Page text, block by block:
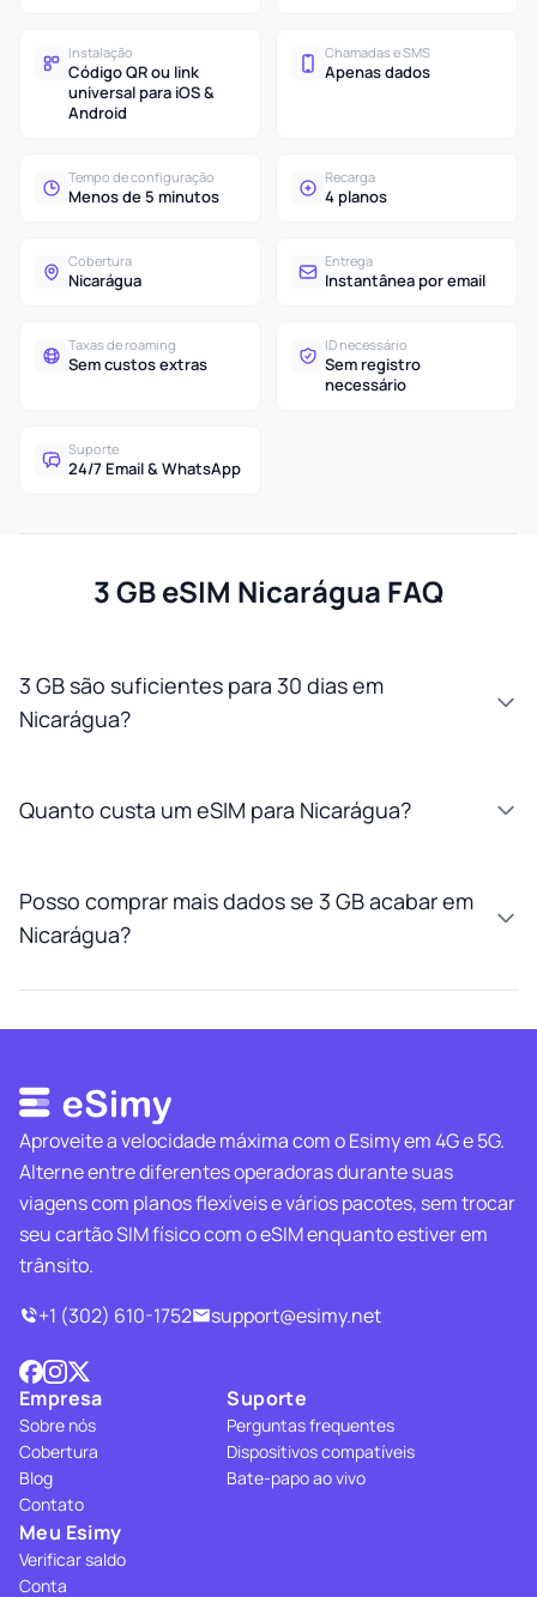
Instalação
Código QR ou link
universal para iOS &
Android
Chamadas e SMS
Apenas dados
Tempo de configuração
Menos de 5 minutos
Recarga
4 planos
Cobertura
Nicarágua
Entrega
Instantânea por email
Taxas de roaming
Sem custos extras
ID necessário
Sem registro
necessário
Suporte
24/7 Email & WhatsApp
3 GB eSIM Nicarágua FAQ
3 GB são suficientes para 30 dias em
Nicarágua?
Quanto custa um eSIM para Nicarágua?
Posso comprar mais dados se 3 GB acabar em
Nicarágua?
Aproveite a velocidade máxima com o Esimy em 4G e 5G.
Alterne entre diferentes operadoras durante suas
viagens com planos flexíveis e vários pacotes, sem trocar
seu cartão SIM físico com o eSIM enquanto estiver em
trânsito.
+1 (302) 610-1752
support@esimy.net
Empresa
Sobre nós
Cobertura
Blog
Contato
Suporte
Perguntas frequentes
Dispositivos compatíveis
Bate-papo ao vivo
Meu Esimy
Verificar saldo
Conta